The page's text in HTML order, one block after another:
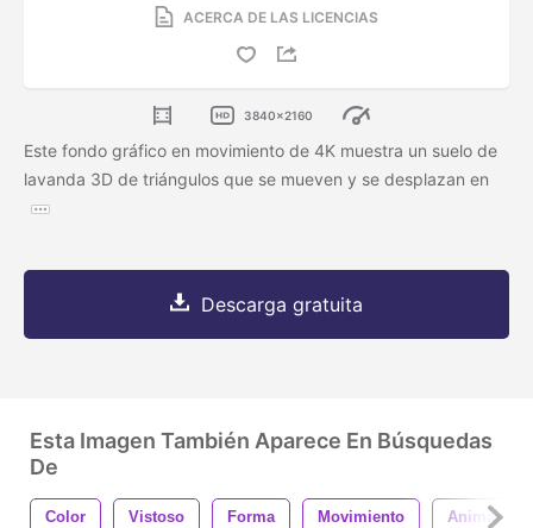
ACERCA DE LAS LICENCIAS
3840x2160
Este fondo gráfico en movimiento de 4K muestra un suelo de
lavanda 3D de triángulos que se mueven y se desplazan en
Descarga gratuita
Esta Imagen También Aparece En Búsquedas
De
Color Vistoso Forma Movimiento Animación